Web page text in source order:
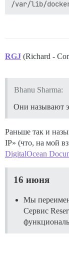
RGJ (Richard -
Bhanu Sharma:
Они называют
Раньше так и
IP» (что, на мой
DigitalOcean
16 июня
Мы
Сервис